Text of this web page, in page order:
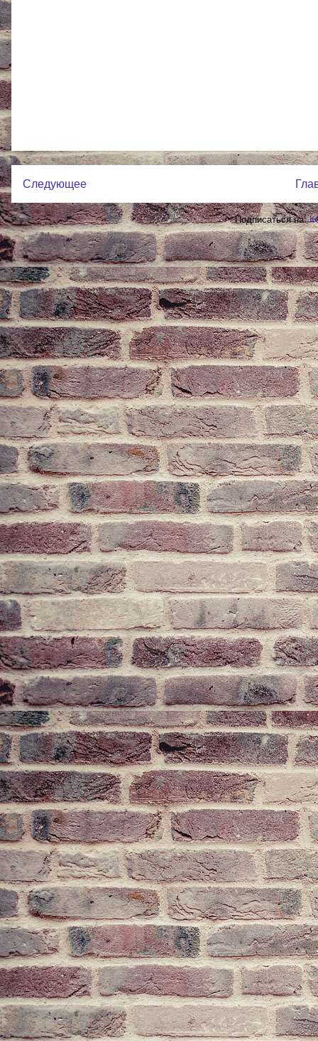
Следующее
Подписаться на: